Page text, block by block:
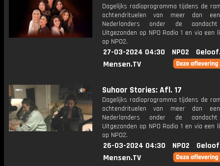
Dagelijks radioprogramma tijdens de
ochtendrituelen van meer dan
Nederlanders onder de
Uitgezonden op NPO Radio 1 en via een
op NPO2.
27-03-2024 04:30 NPO2
Mensen.TV
Suhoor Stories: Afl. 17
Dagelijks radioprogramma tijdens de
ochtendrituelen van meer dan
Nederlanders onder de
Uitgezonden op NPO Radio 1 en via een
op NPO2.
26-03-2024 04:30 NPO2
Mensen.TV